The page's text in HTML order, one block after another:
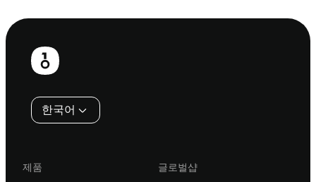
보
한국어
제품
글로벌샵